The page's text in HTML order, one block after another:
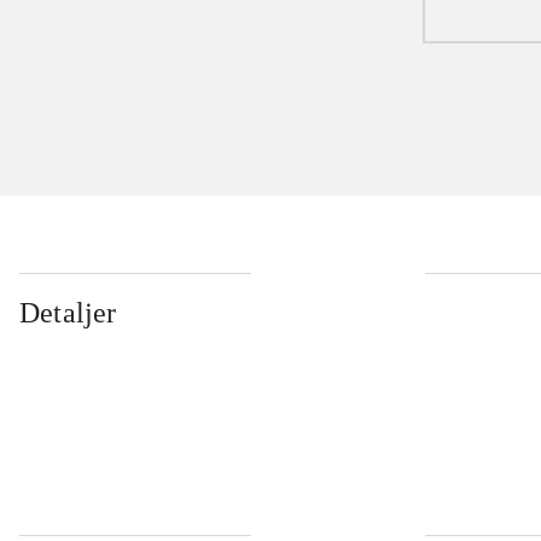
Detaljer